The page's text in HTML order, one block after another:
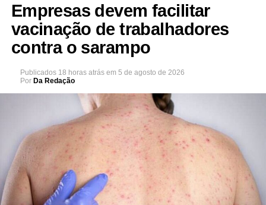
Empresas devem facilitar
vacinação de trabalhadores
contra o sarampo
Publicados 18 horas atrás em 5 de agosto de 2026
Por Da Redação